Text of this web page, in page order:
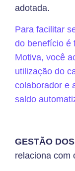
adotada.
Para facilitar
do benefício é
Motiva, você
utilização do
colaborador e
saldo
GESTÃO
relaciona com